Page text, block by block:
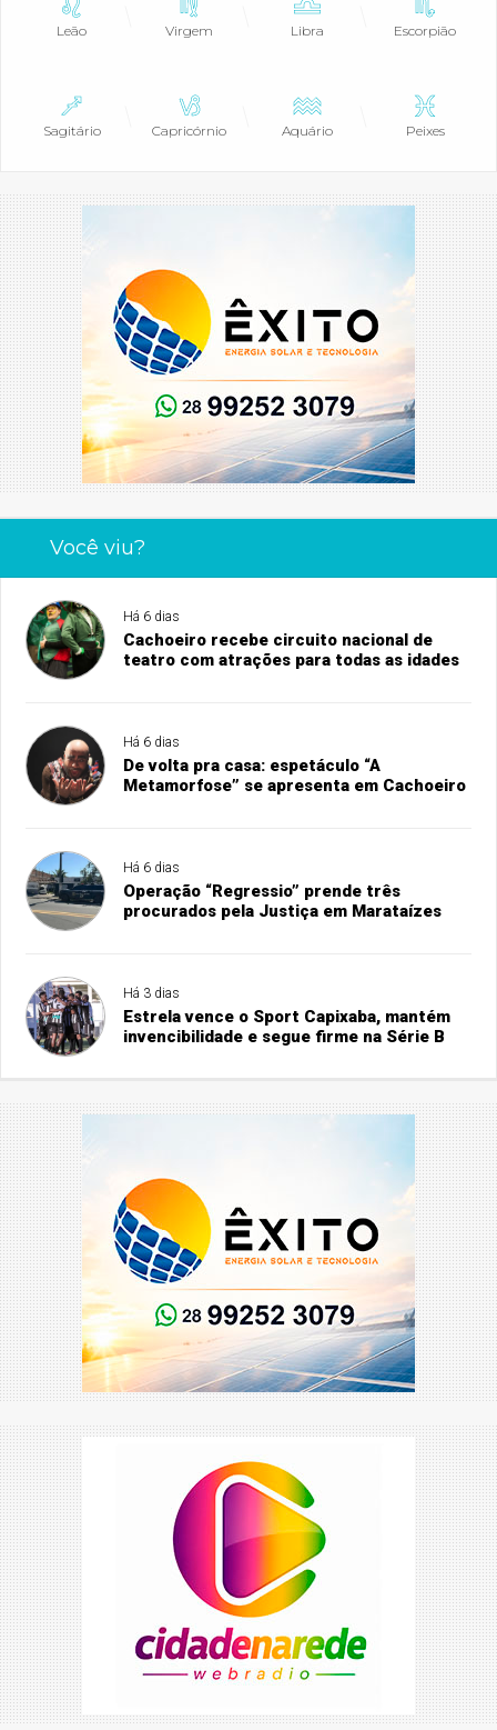
Leão Virgem Libra Escorpião
Sagitário Capricórnio Aquário Peixes
Você viu?
Há 6 dias
Cachoeiro recebe circuito nacional de
teatro com atrações para todas as idades
Há 6 dias
De volta pra casa: espetáculo “A
Metamorfose” se apresenta em Cachoeiro
Há 6 dias
Operação “Regressio” prende três
procurados pela Justiça em Marataízes
Há 3 dias
Estrela vence o Sport Capixaba, mantém
invencibilidade e segue firme na Série B